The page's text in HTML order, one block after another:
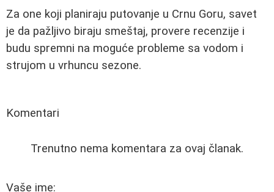
Za one koji planiraju putovanje u Crnu Goru, savet
je da pažljivo biraju smeštaj, provere recenzije i
budu spremni na moguće probleme sa vodom i
strujom u vrhuncu sezone.
Komentari
Trenutno nema komentara za ovaj članak.
Vaše ime: